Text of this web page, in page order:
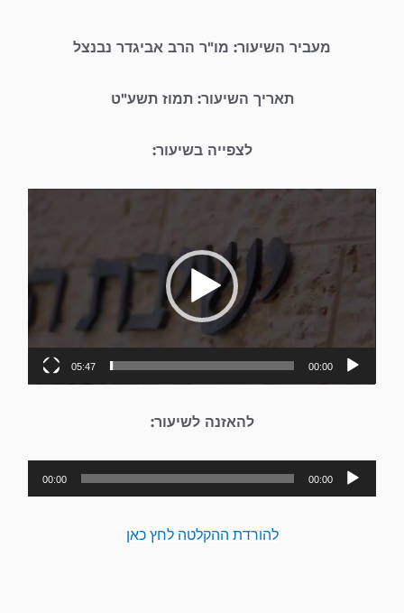
מעביר השיעור: מו"ר הרב אביגדר נבנצל
תאריך השיעור: תמוז תשע"ט
לצפייה בשיעור:
00:00
05:47
להאזנה לשיעור:
נגן
אודיו
00:00
00:00
להורדת ההקלטה לחץ כאן